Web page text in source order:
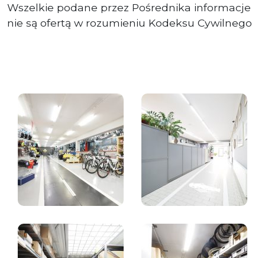
Wszelkie podane przez Pośrednika informacje
nie są ofertą w rozumieniu Kodeksu Cywilnego